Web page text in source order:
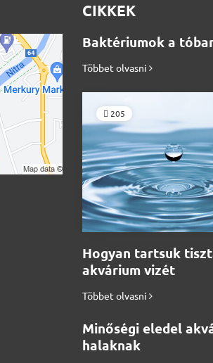
CIKKEK
Baktériumok a
Többet olvasni
205
Hogyan tartsuk
akvárium vizét
Többet olvasni
Minőségi eledel
halaknak